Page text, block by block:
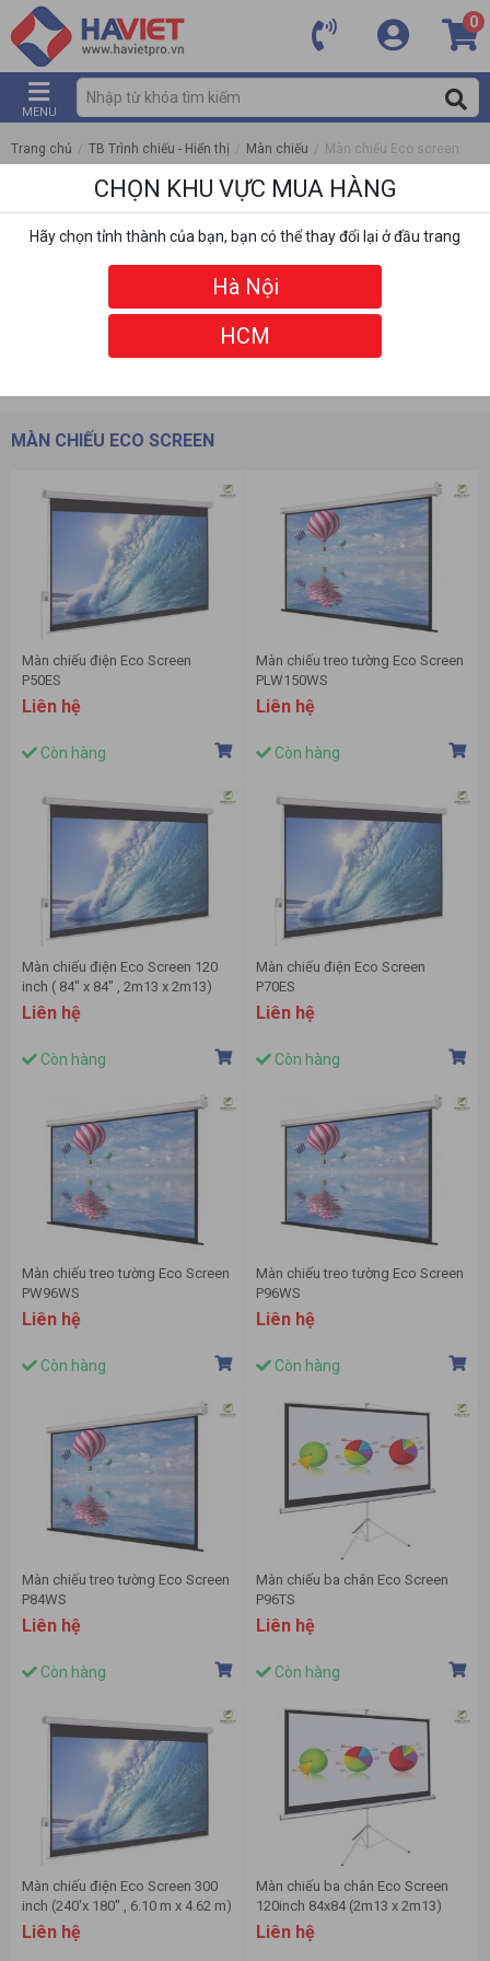
0
MENU
Trang chủ / TB Trình chiếu - Hiển thị / Màn chiếu / Màn chiếu Eco screen
MÀN CHIẾU ECO SCREEN
Màn chiếu điện Eco Screen
P50ES
Liên hệ
Còn hàng
Màn chiếu treo tường Eco Screen
PLW150WS
Liên hệ
Còn hàng
Màn chiếu điện Eco Screen 120
inch ( 84" x 84" , 2m13 x 2m13)
Liên hệ
Còn hàng
Màn chiếu điện Eco Screen
P70ES
Liên hệ
Còn hàng
Màn chiếu treo tường Eco Screen
PW96WS
Liên hệ
Còn hàng
Màn chiếu treo tường Eco Screen
P96WS
Liên hệ
Còn hàng
Màn chiếu treo tường Eco Screen
P84WS
Liên hệ
Còn hàng
Màn chiếu ba chân Eco Screen
P96TS
Liên hệ
Còn hàng
Màn chiếu điện Eco Screen 300
inch (240'x 180'' , 6.10 m x 4.62 m)
Liên hệ
Màn chiếu ba chân Eco Screen
120inch 84x84 (2m13 x 2m13)
Liên hệ
CHỌN KHU VỰC MUA HÀNG
Hãy chọn tỉnh thành của bạn, bạn có thể thay đổi lại ở đầu trang
Hà Nội
HCM